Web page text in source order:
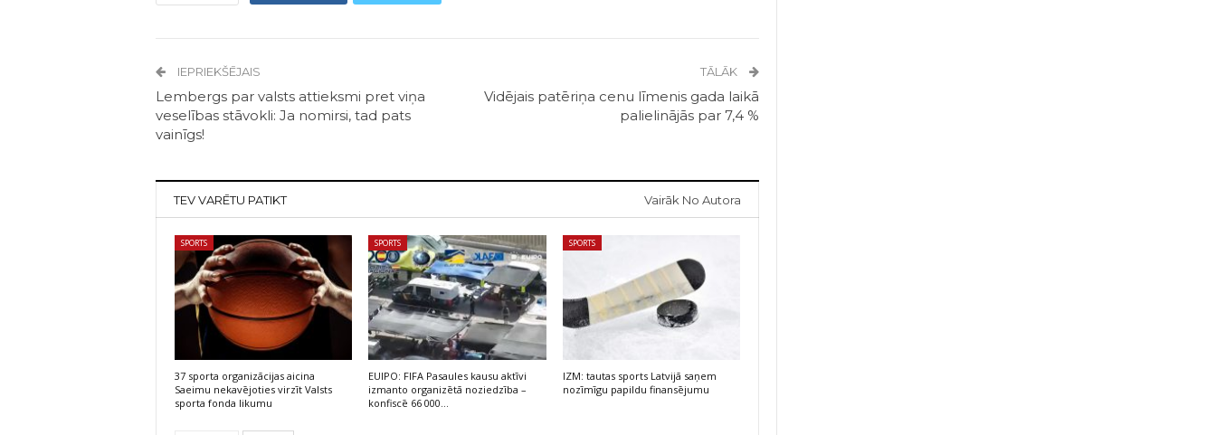
IEPRIEKŠĒJAIS
Lembergs par valsts attieksmi pret viņa
veselības stāvokli: Ja nomirsi, tad pats
vainīgs!
TĀLĀK
Vidējais patēriņa cenu līmenis gada laikā
palielinājās par 7,4 %
TEV VARĒTU PATIKT Vairāk No Autora
SPORTS
37 sporta organizācijas aicina
Saeimu nekavējoties virzīt Valsts
sporta fonda likumu
SPORTS
EUIPO: FIFA Pasaules kausu aktīvi
izmanto organizētā noziedzība –
konfiscē 66 000…
SPORTS
IZM: tautas sports Latvijā saņem
nozīmīgu papildu finansējumu